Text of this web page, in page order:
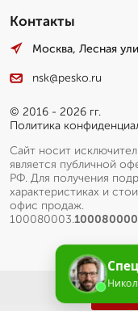
Контакты
Москва, Лесная
nsk@pesko.ru
© 2016 - 2026 гг.
Политика
Сайт носит
является публичной
РФ. Для получения
характеристиках и
офис продаж.
100080003.